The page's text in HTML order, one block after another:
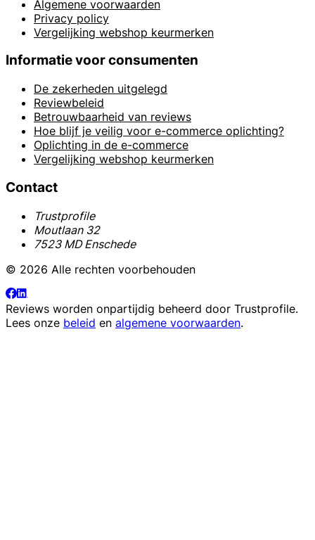
Algemene voorwaarden
Privacy policy
Vergelijking webshop keurmerken
Informatie voor consumenten
De zekerheden uitgelegd
Reviewbeleid
Betrouwbaarheid van reviews
Hoe blijf je veilig voor e-commerce oplichting?
Oplichting in de e-commerce
Vergelijking webshop keurmerken
Contact
Trustprofile
Moutlaan 32
7523 MD Enschede
© 2026 Alle rechten voorbehouden
Reviews worden onpartijdig beheerd door Trustprofile.
Lees onze beleid en algemene voorwaarden.